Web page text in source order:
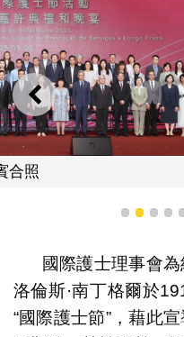
上一則
1 2 3 4
國際護士理事會
洛倫斯·南丁格爾於
“國際護士節”，藉此